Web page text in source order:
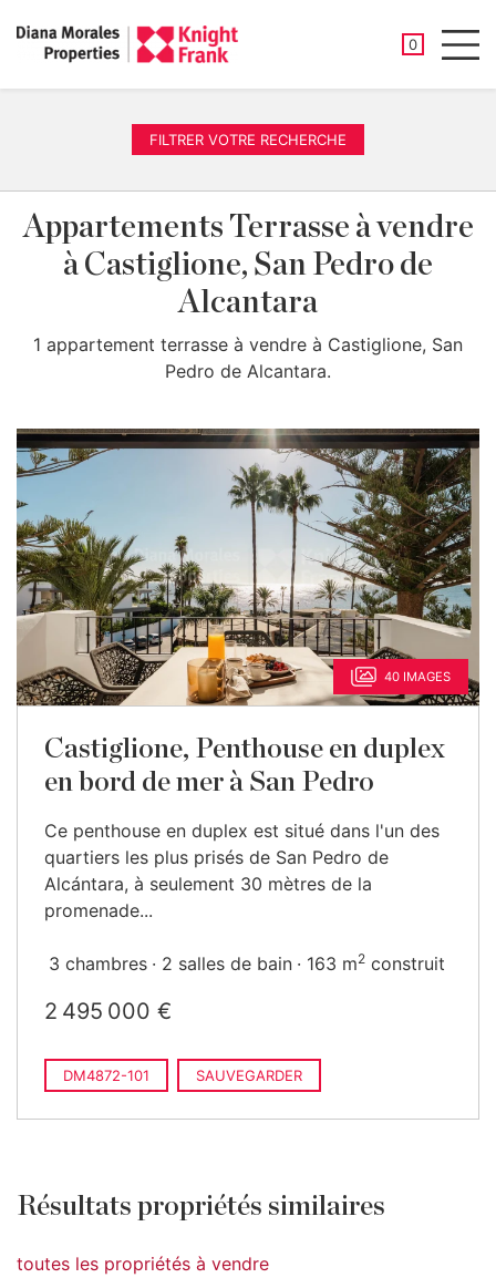
0
FILTRER VOTRE RECHERCHE
Appartements Terrasse à vendre
à Castiglione, San Pedro de
Alcantara
1 appartement terrasse à vendre à Castiglione, San
Pedro de Alcantara.
40 IMAGES
Castiglione, Penthouse en duplex
en bord de mer à San Pedro
Ce penthouse en duplex est situé dans l'un des
quartiers les plus prisés de San Pedro de
Alcántara, à seulement 30 mètres de la
promenade...
3 chambres 2 salles de bain 163 m2 construit
2 495 000 €
DM4872-101 SAUVEGARDER
Résultats propriétés similaires
toutes les propriétés à vendre